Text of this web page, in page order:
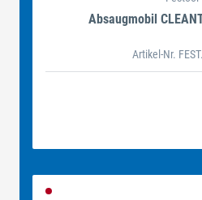
Absaugmobil
Artikel-Nr.